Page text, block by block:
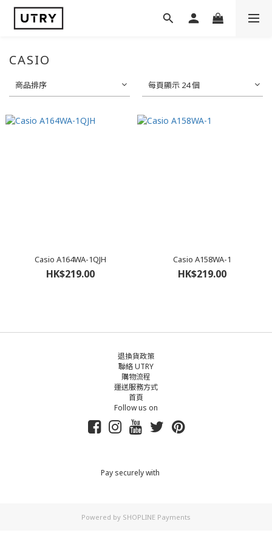
CASIO
商品排序 每頁顯示 24 個
Casio A164WA-1QJH
HK$219.00
Casio A158WA-1
HK$219.00
退換貨政策
聯絡 UTRY
購物流程
運送服務方式
首頁
Follow us on
Pay securely with
Powered by SHOPLINE Payments